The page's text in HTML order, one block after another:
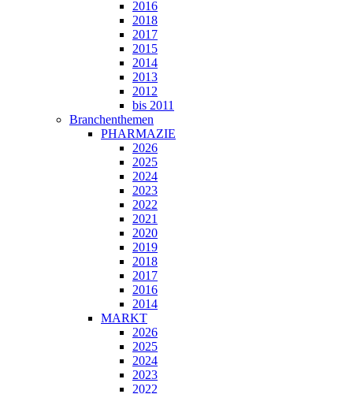
2016
2018
2017
2015
2014
2013
2012
bis 2011
Branchenthemen
PHARMAZIE
2026
2025
2024
2023
2022
2021
2020
2019
2018
2017
2016
2014
MARKT
2026
2025
2024
2023
2022